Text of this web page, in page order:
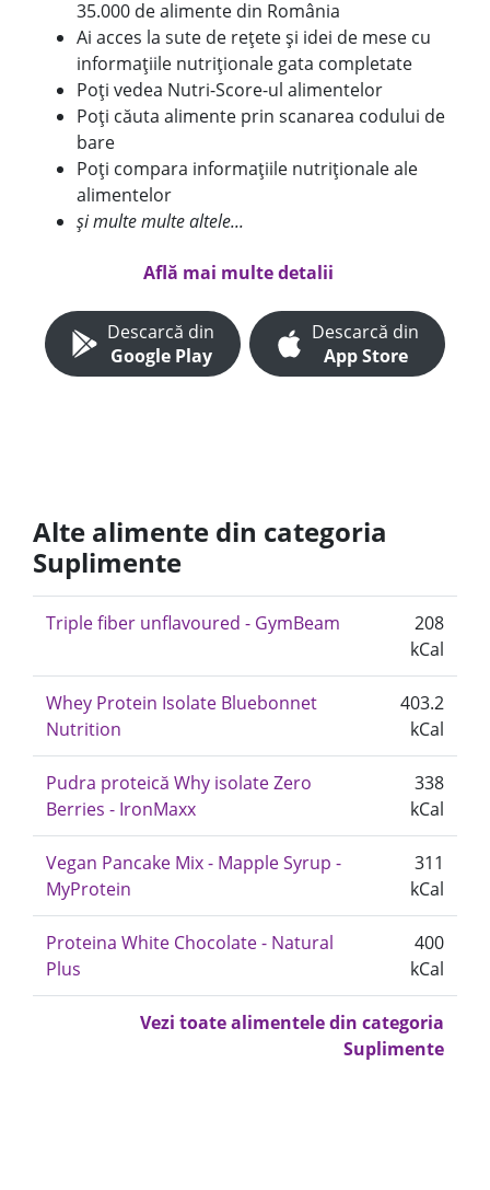
35.000 de alimente din România
Ai acces la sute de rețete și idei de mese cu
informațiile nutriționale gata completate
Poți vedea Nutri-Score-ul alimentelor
Poți căuta alimente prin scanarea codului de
bare
Poți compara informațiile nutriționale ale
alimentelor
și multe multe altele...
Află mai multe detalii
Descarcă din
Google Play
Descarcă din
App Store
Alte alimente din categoria
Suplimente
Triple fiber unflavoured - GymBeam
208
kCal
Whey Protein Isolate Bluebonnet
Nutrition
403.2
kCal
Pudra proteică Why isolate Zero
Berries - IronMaxx
338
kCal
Vegan Pancake Mix - Mapple Syrup -
MyProtein
311
kCal
Proteina White Chocolate - Natural
Plus
400
kCal
Vezi toate alimentele din categoria
Suplimente